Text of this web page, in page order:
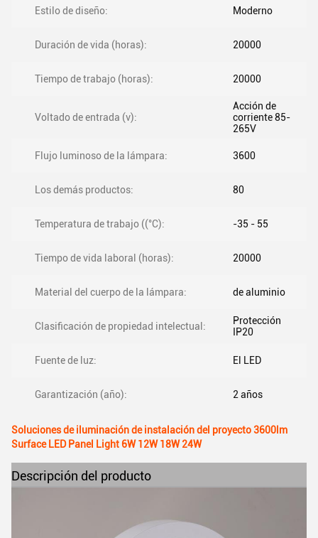
Estilo de diseño: Moderno
Duración de vida (horas): 20000
Tiempo de trabajo (horas): 20000
Voltado de entrada (v):
Acción de
corriente 85-
265V
Flujo luminoso de la lámpara: 3600
Los demás productos: 80
Temperatura de trabajo ((°C): -35 - 55
Tiempo de vida laboral (horas): 20000
Material del cuerpo de la lámpara: de aluminio
Clasificación de propiedad intelectual:
Protección
IP20
Fuente de luz: El LED
Garantización (año): 2 años
Soluciones de iluminación de instalación del proyecto 3600lm
Surface LED Panel Light 6W 12W 18W 24W
Descripción del producto